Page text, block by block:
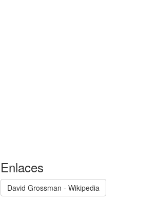
Enlaces
David Grossman - Wikipedia